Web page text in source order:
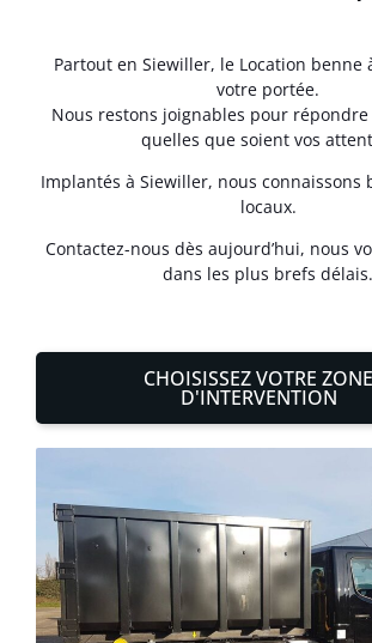
Partout en Siewiller, le Location benne
votre portée.
Nous restons joignables pour répondre
quelles que soient vos
Implantés à Siewiller, nous connaissons
locaux.
Contactez-nous dès aujourd’hui, nous
dans les plus brefs délais.
CHOISISSEZ VOTRE ZONE
D'INTERVENTION